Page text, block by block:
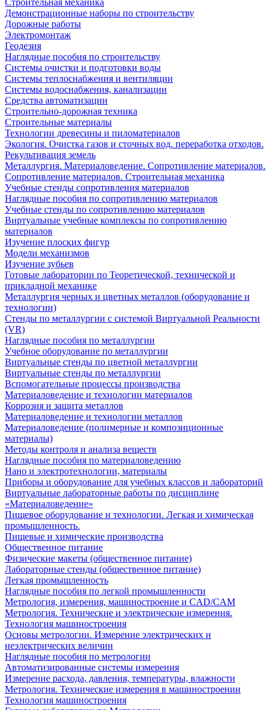
Cтроительная механика
Демонстрационные наборы по строительству
Дорожные работы
Электромонтаж
Геодезия
Наглядные пособия по строительству
Системы очистки и подготовки воды
Системы теплоснабжения и вентиляции
Системы водоснабжения, канализации
Средства автоматизации
Строительно-дорожная техника
Строительные материалы
Технологии древесины и пиломатериалов
Экология. Очистка газов и сточных вод. переработка отходов.
Рекультивация земель
Металлургия. Материаловедение. Сопротивление материалов.
Сопротивление материалов. Строительная механика
Учебные стенды сопротивления материалов
Наглядные пособия по сопротивлению материалов
Учебные стенды по сопротивлению материалов
Виртуальные учебные комплексы по сопротивлению
материалов
Изучение плоских фигур
Модели механизмов
Изучение зубьев
Готовые лаборатории по Теоретической, технической и
прикладной механике
Металлургия черных и цветных металлов (оборудование и
технологии)
Cтенды по металлургии с системой Виртуальной Реальности
(VR)
Наглядные пособия по металлургии
Учебное оборудование по металлургии
Виртуальные стенды по цветной металлургии
Виртуальные стенды по металлургии
Вспомогательные процессы производства
Материаловедение и технологии материалов
Коррозия и защита металлов
Материаловедение и технологии металлов
Материаловедение (полимерные и композиционные
материалы)
Методы контроля и анализа веществ
Наглядные пособия по материаловедению
Нано и электротехнологии, материалы
Приборы и оборудование для учебных классов и лабораторий
Виртуальные лабораторные работы по дисциплине
«Материаловедение»
Пищевое оборудование и технологии. Легкая и химическая
промышленность.
Пищевые и химические производства
Общественное питание
Физические макеты (общественное питание)
Лабораторные стенды (общественное питание)
Легкая промышленность
Наглядные пособия по легкой промышленности
Метрология, измерения, машиностроение и CAD/CAM
Метрология. Технические и электрические измерения.
Технология машиностроения
Основы метрологии. Измерение электрических и
неэлектрических величин
Наглядные пособия по метрологии
Автоматизированные системы измерения
Измерение расхода, давления, температуры, влажности
Метрология. Технические измерения в машиностроении
Технология машиностроения